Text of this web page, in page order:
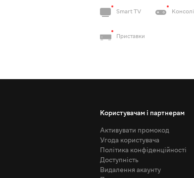
Smart TV Консолі
Приставки
Користувачам і партнерам
Активувати промокод
Угода користувача
Політика конфіденційності
Доступність
Видалення акаунту